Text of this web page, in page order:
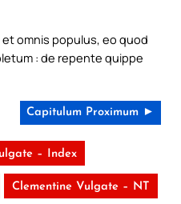
omnis populus, eo quod
: de repente quippe
Capitulum Proximum ►
– Index
Clementine Vulgate – NT